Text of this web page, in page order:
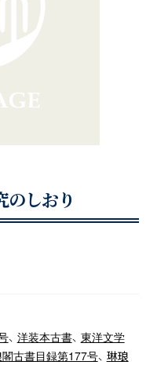
のしおり
、 洋装本古書、 東洋文学
古書目録第177号、 琳琅